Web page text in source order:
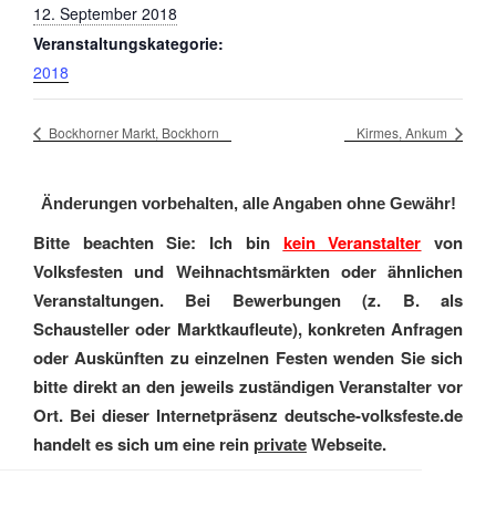
12. September 2018
Veranstaltungskategorie:
2018
Bockhorner Markt, Bockhorn Kirmes, Ankum
Änderungen vorbehalten, alle Angaben ohne Gewähr!
Bitte beachten Sie: Ich bin kein Veranstalter von
Volksfesten und Weihnachtsmärkten oder ähnlichen
Veranstaltungen. Bei Bewerbungen (z. B. als
Schausteller oder Marktkaufleute), konkreten Anfragen
oder Auskünften zu einzelnen Festen wenden Sie sich
bitte direkt an den jeweils zuständigen Veranstalter vor
Ort. Bei dieser Internetpräsenz deutsche-volksfeste.de
handelt es sich um eine reinprivateWebseite.